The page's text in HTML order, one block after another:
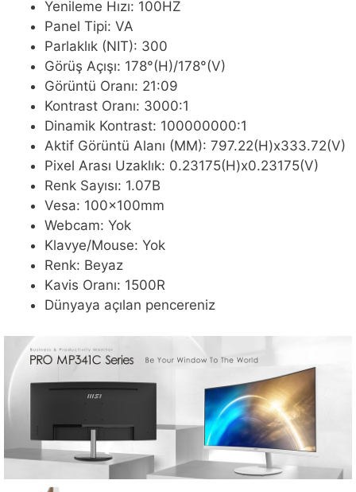
Yenileme Hızı: 100HZ
Panel Tipi: VA
Parlaklık (NIT): 300
Görüş Açışı: 178°(H)/178°(V)
Görüntü Oranı: 21:09
Kontrast Oranı: 3000:1
Dinamik Kontrast: 100000000:1
Aktif Görüntü Alanı (MM): 797.22(H)x333.72(V)
Pixel Arası Uzaklık: 0.23175(H)x0.23175(V)
Renk Sayısı: 1.07B
Vesa: 100x100mm
Webcam: Yok
Klavye/Mouse: Yok
Renk: Beyaz
Kavis Oranı: 1500R
Dünyaya açılan pencereniz